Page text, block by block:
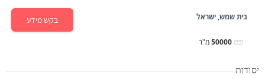
בית שמש, ישראל
50000מ"ר
בקש מידע
יסודות